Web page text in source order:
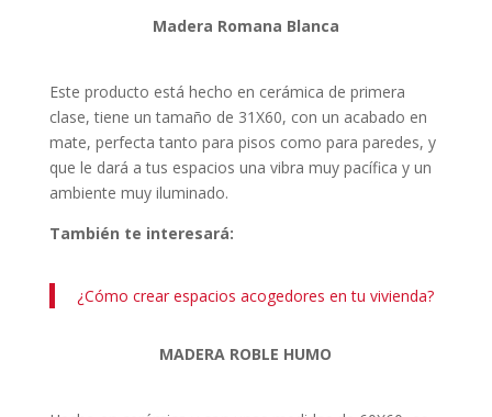
Madera Romana Blanca
Este producto está hecho en cerámica de primera
clase, tiene un tamaño de 31X60, con un acabado en
mate, perfecta tanto para pisos como para paredes, y
que le dará a tus espacios una vibra muy pacífica y un
ambiente muy iluminado.
También te interesará:
¿Cómo crear espacios acogedores en tu vivienda?
MADERA ROBLE HUMO